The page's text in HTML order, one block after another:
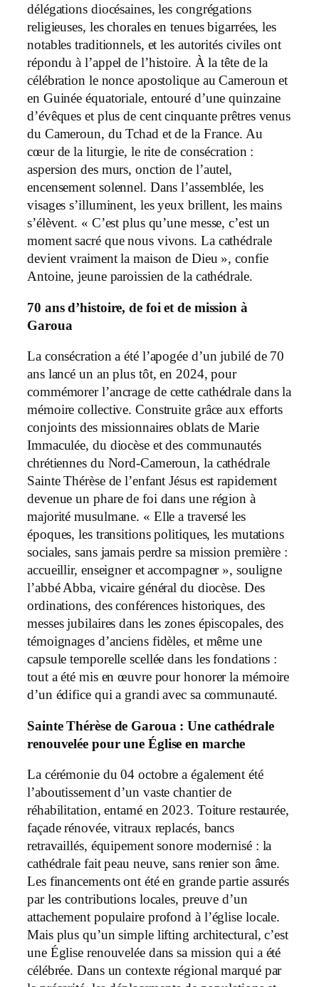
délégations diocésaines, les congrégations
religieuses, les chorales en tenues bigarrées, les
notables traditionnels, et les autorités civiles ont
répondu à l’appel de l’histoire. À la tête de la
célébration le nonce apostolique au Cameroun et
en Guinée équatoriale, entouré d’une quinzaine
d’évêques et plus de cent cinquante prêtres venus
du Cameroun, du Tchad et de la France. Au
cœur de la liturgie, le rite de consécration :
aspersion des murs, onction de l’autel,
encensement solennel. Dans l’assemblée, les
visages s’illuminent, les yeux brillent, les mains
s’élèvent. « C’est plus qu’une messe, c’est un
moment sacré que nous vivons. La cathédrale
devient vraiment la maison de Dieu », confie
Antoine, jeune paroissien de la cathédrale.
70 ans d’histoire, de foi et de mission à
Garoua
La consécration a été l’apogée d’un jubilé de 70
ans lancé un an plus tôt, en 2024, pour
commémorer l’ancrage de cette cathédrale dans la
mémoire collective. Construite grâce aux efforts
conjoints des missionnaires oblats de Marie
Immaculée, du diocèse et des communautés
chrétiennes du Nord-Cameroun, la cathédrale
Sainte Thérèse de l’enfant Jésus est rapidement
devenue un phare de foi dans une région à
majorité musulmane. « Elle a traversé les
époques, les transitions politiques, les mutations
sociales, sans jamais perdre sa mission première :
accueillir, enseigner et accompagner », souligne
l’abbé Abba, vicaire général du diocèse. Des
ordinations, des conférences historiques, des
messes jubilaires dans les zones épiscopales, des
témoignages d’anciens fidèles, et même une
capsule temporelle scellée dans les fondations :
tout a été mis en œuvre pour honorer la mémoire
d’un édifice qui a grandi avec sa communauté.
Sainte Thérèse de Garoua : Une cathédrale
renouvelée pour une Église en marche
La cérémonie du 04 octobre a également été
l’aboutissement d’un vaste chantier de
réhabilitation, entamé en 2023. Toiture restaurée,
façade rénovée, vitraux replacés, bancs
retravaillés, équipement sonore modernisé : la
cathédrale fait peau neuve, sans renier son âme.
Les financements ont été en grande partie assurés
par les contributions locales, preuve d’un
attachement populaire profond à l’église locale.
Mais plus qu’un simple lifting architectural, c’est
une Église renouvelée dans sa mission qui a été
célébrée. Dans un contexte régional marqué par